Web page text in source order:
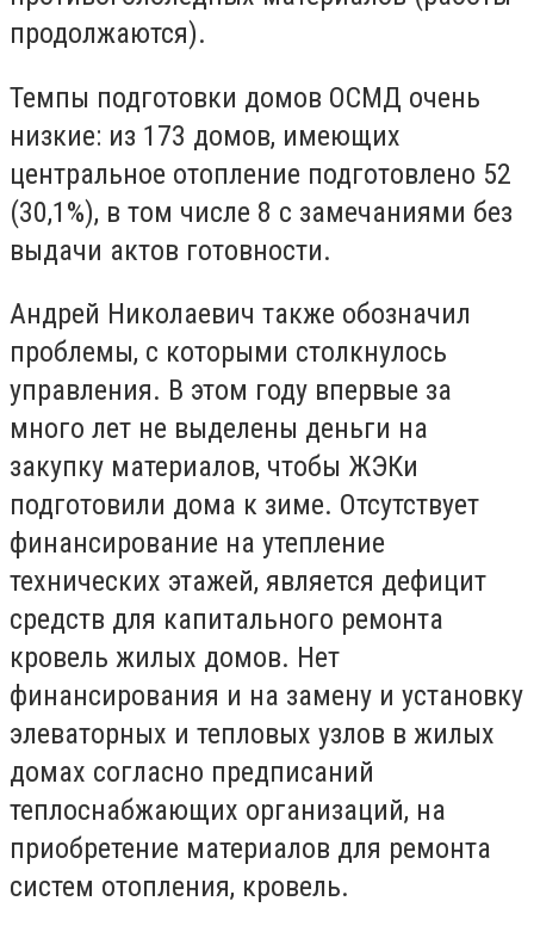
продолжаются).
Темпы подготовки домов ОСМД очень
низкие: из 173 домов, имеющих
центральное отопление подготовлено 52
(30,1%), в том числе 8 с замечаниями без
выдачи актов готовности.
Андрей Николаевич также обозначил
проблемы, с которыми столкнулось
управления. В этом году впервые за
много лет не выделены деньги на
закупку материалов, чтобы ЖЭКи
подготовили дома к зиме. Отсутствует
финансирование на утепление
технических этажей, является дефицит
средств для капитального ремонта
кровель жилых домов. Нет
финансирования и на замену и установку
элеваторных и тепловых узлов в жилых
домах согласно предписаний
теплоснабжающих организаций, на
приобретение материалов для ремонта
систем отопления, кровель.